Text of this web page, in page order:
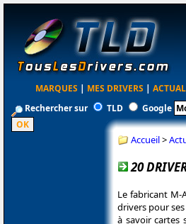
MARQUES | MES DRIVERS |
Rechercher sur
TLD Google
Accueil>
20
Le fabricant M-
drivers pour
à savoir cartes